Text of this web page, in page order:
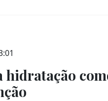
hidratação